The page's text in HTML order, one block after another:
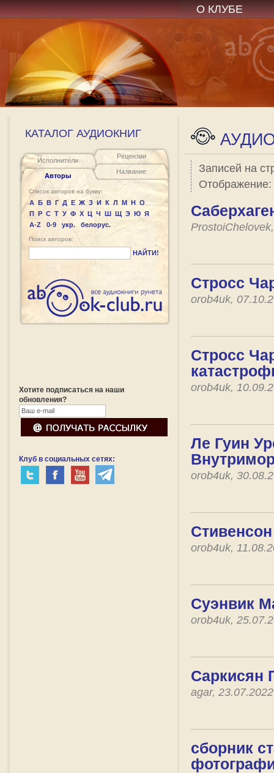
О КЛУБЕ
КАТАЛОГ АУДИОКНИГ
Исполнители
Авторы
Рецензии
Название
Список авторов на букву:
А Б В Г Д Е Ж З И К Л М Н О
П Р С Т У Ф Х Ц Ч Ш Щ Э Ю Я
A-Z
0-9 укр. белорус.
Поиск авторов:
НАЙТИ!
Хотите подписаться на наши
обновления?
Клуб в социальных сетях:
Записей на
Отображение:
Стросс
orob4uk,
Стросс
orob4uk,
Ле Гуин
orob4uk,
orob4uk,
Суэнвик
orob4uk,
Саркисян
agar,
сборник